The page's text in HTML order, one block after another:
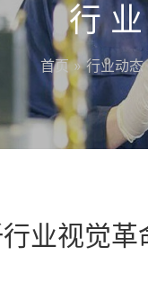
行
首页 »行业动态
业视觉革